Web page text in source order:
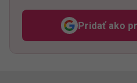
Pridať ako